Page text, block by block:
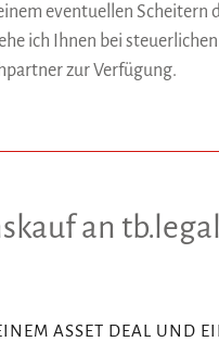
eventuellen
ich Ihnen bei
zur Verfügung.
an
ASSET DEAL UND